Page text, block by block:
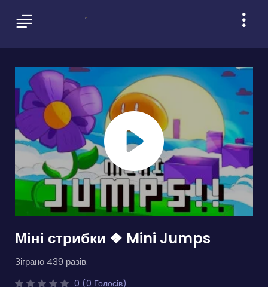
Міні стрибки ❖ Mini Jumps
Зіграно 439 разів.
0 (0 Голосів)